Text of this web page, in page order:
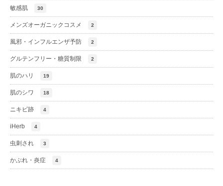
敏感肌 30
メンズオーガニックコスメ 2
風邪・インフルエンザ予防 2
グルテンフリー・糖質制限 2
肌のハリ 19
肌のシワ 18
ニキビ跡 4
iHerb 4
虫刺され 3
かぶれ・炎症 4